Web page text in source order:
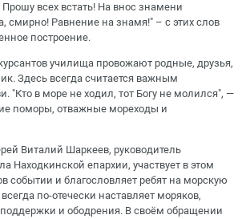
всех встать! На внос знамени
смирно! Равнение на знамя!" – с этих слов
построение.
училища провожают родные, друзья,
Здесь всегда считается важным
"Кто в море не ходил, тот Богу не молился", —
поморы, отважные мореходы и
Виталий Шаркеев, руководитель
Находкинской епархии, участвует в этом
событии и благословляет ребят на морскую
по-отечески наставляет моряков,
поддержки и ободрения. В своём обращении